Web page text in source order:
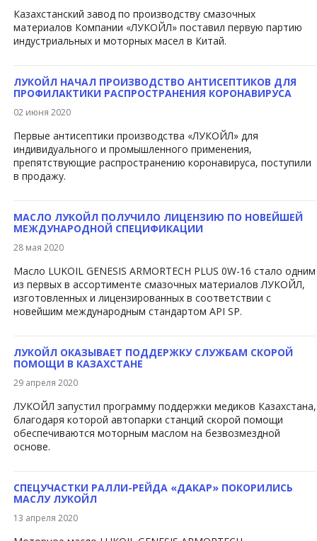
Казахстанский завод по производству смазоч​ных
материалов Компании «ЛУКОЙЛ» поставил первую партию
индустриальных и моторных масел в Китай.
ЛУКОЙЛ НАЧАЛ ПРОИЗВОДСТВО АНТИСЕПТИКОВ ДЛЯ
ПРОФИЛАКТИКИ РАСПРОСТРАНЕНИЯ КОРОНАВИРУСА
02 июня 2020
​Первые антисептики производства «ЛУКОЙЛ» для
индивидуального и промышленного применения,
препятствующие распространению коронавируса, поступили
в продажу.
МАСЛО ЛУКОЙЛ ПОЛУЧИЛО ЛИЦЕНЗИЮ ПО НОВЕЙШЕЙ
МЕЖДУНАРОДНОЙ СПЕЦИФИКАЦИИ
28 мая 2020
Масло LUKOIL GENESIS ARMORTECH PLUS 0W-16 стало одним
из первых в ассортименте смазочных материалов ЛУКОЙЛ,
изготовленных и лицензированных в соответствии с
новейшим международным стандартом API SP.
ЛУКОЙЛ ОКАЗЫВАЕТ ПОДДЕРЖКУ СЛУЖБАМ СКОРОЙ
ПОМОЩИ В КАЗАХСТАНЕ
29 апреля 2020
ЛУКОЙЛ запустил программу поддержки медиков Казахстана,
благодаря которой автопарки станций скорой помощи
обеспечиваются моторным маслом на безвозмездной
основе.
СПЕЦУЧАСТКИ РАЛЛИ-РЕЙДА «ДАКАР» ПОКОРИЛИСЬ
МАСЛУ ЛУКОЙЛ
13 апреля 2020